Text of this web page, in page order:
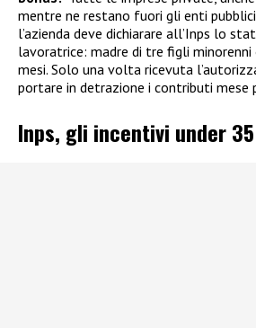
mentre ne restano fuori gli enti
l’azienda deve dichiarare all’Inps lo
lavoratrice: madre di tre figli minorenni
mesi. Solo una volta ricevuta
portare in detrazione i contributi mese
Inps, gli incentivi under 35